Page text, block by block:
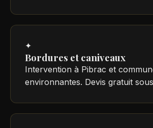
✦
Bordures et caniveaux
Intervention à Pibrac et
environnantes. Devis gratuit